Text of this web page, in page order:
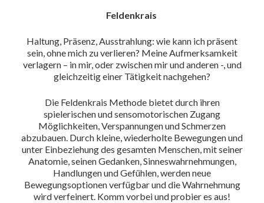
Feldenkrais
Haltung, Präsenz, Ausstrahlung: wie kann ich präsent
sein, ohne mich zu verlieren? Meine Aufmerksamkeit
verlagern – in mir, oder zwischen mir und anderen -, und
gleichzeitig einer Tätigkeit nachgehen?
Die Feldenkrais Methode bietet durch ihren
spielerischen und sensomotorischen Zugang
Möglichkeiten, Verspannungen und Schmerzen
abzubauen. Durch kleine, wiederholte Bewegungen und
unter Einbeziehung des gesamten Menschen, mit seiner
Anatomie, seinen Gedanken, Sinneswahrnehmungen,
Handlungen und Gefühlen, werden neue
Bewegungsoptionen verfügbar und die Wahrnehmung
wird verfeinert. Komm vorbei und probier es aus!